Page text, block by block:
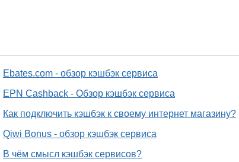
Ebates.com - обзор кэшбэк сервиса
EPN Cashback - Обзор кэшбэк сервиса
Как подключить кэшбэк к своему интернет магазину?
Qiwi Bonus - обзор кэшбэк сервиса
В чём смысл кэшбэк сервисов?